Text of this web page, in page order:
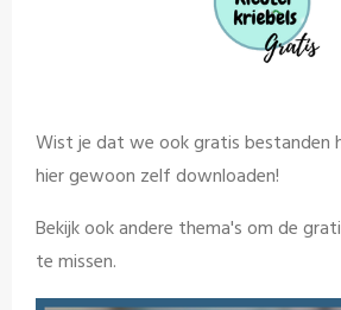
Wist je dat we ook gratis bestanden
hier gewoon zelf downloaden!
Bekijk ook andere thema's om de
te missen.